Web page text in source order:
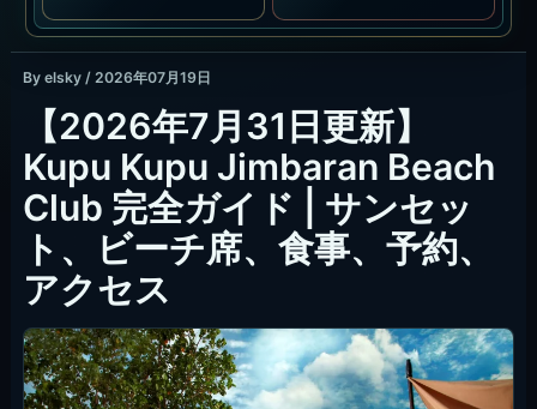
By elsky / 2026年07月19日
【2026年7月31日更新】
Kupu Kupu Jimbaran Beach
Club 完全ガイド | サンセッ
ト、ビーチ席、食事、予約、
アクセス